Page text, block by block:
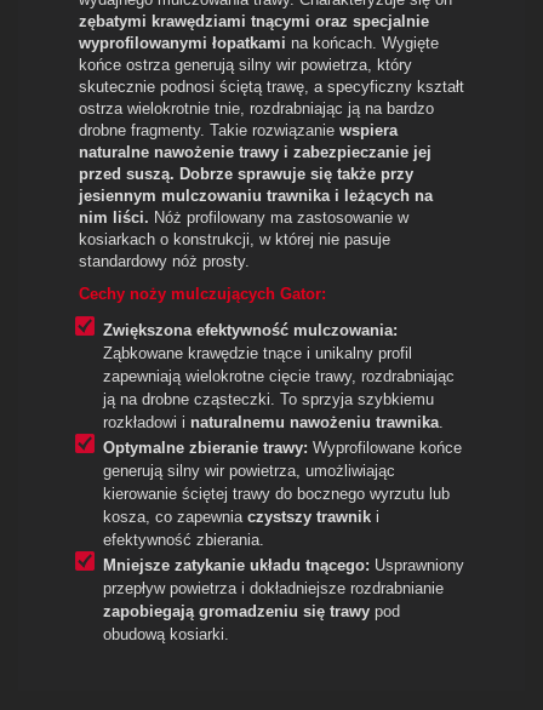
zębatymi krawędziami tnącymi oraz specjalnie
wyprofilowanymi łopatkami na końcach. Wygięte
końce ostrza generują silny wir powietrza, który
skutecznie podnosi ściętą trawę, a specyficzny kształt
ostrza wielokrotnie tnie, rozdrabniając ją na bardzo
drobne fragmenty. Takie rozwiązanie wspiera
naturalne nawożenie trawy i zabezpieczanie jej
przed suszą. Dobrze sprawuje się także przy
jesiennym mulczowaniu trawnika i leżących na
nim liści. Nóż profilowany ma zastosowanie w
kosiarkach o konstrukcji, w której nie pasuje
standardowy nóż prosty.
Cechy noży mulczujących Gator:
Zwiększona efektywność mulczowania:
Ząbkowane krawędzie tnące i unikalny profil
zapewniają wielokrotne cięcie trawy, rozdrabniając
ją na drobne cząsteczki. To sprzyja szybkiemu
rozkładowi i naturalnemu nawożeniu trawnika
Optymalne zbieranie trawy: Wyprofilowane końce
generują silny wir powietrza, umożliwiając
kierowanie ściętej trawy do bocznego wyrzutu lub
kosza, co zapewnia czystszy trawnik i
efektywność zbierania.
Mniejsze zatykanie układu tnącego: Usprawniony
przepływ powietrza i dokładniejsze rozdrabnianie
zapobiegają gromadzeniu się trawy pod
obudową kosiarki.